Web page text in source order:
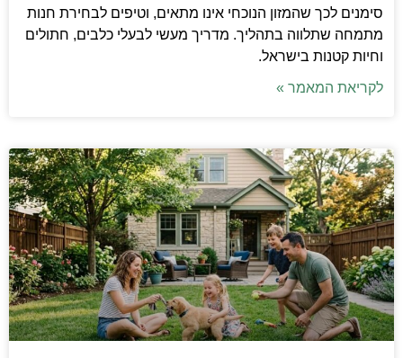
סימנים לכך שהמזון הנוכחי אינו מתאים, וטיפים לבחירת חנות
מתמחה שתלווה בתהליך. מדריך מעשי לבעלי כלבים, חתולים
וחיות קטנות בישראל.
לקריאת המאמר »